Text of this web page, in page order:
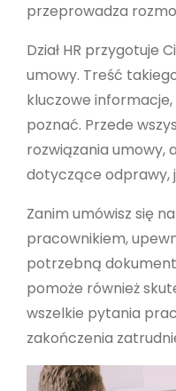
przeprowadza
Dział HR przygotuje
umowy. Treść
kluczowe
poznać. Przede
rozwiązania umowy,
dotyczące odprawy,
Zanim umówisz się
pracownikiem,
potrzebną
pomoże również
wszelkie pytania
zakończenia